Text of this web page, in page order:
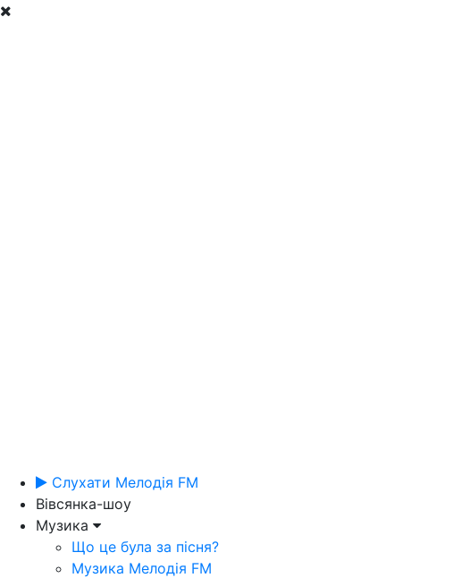
Слухати Мелодія FM
Вівсянка-шоу
Музика
Що це була за пісня?
Музика Мелодія FM